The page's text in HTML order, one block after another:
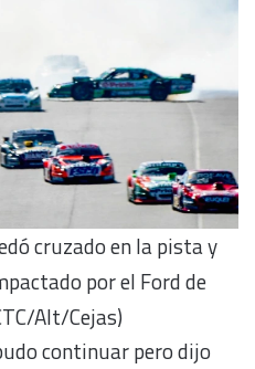
cruzado en la pista y
por el Ford de
Alt/Cejas)
continuar pero dijo